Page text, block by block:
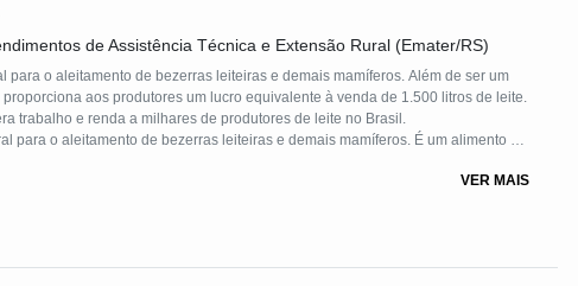
de Assistência Técnica e Extensão Rural (Emater/RS)
para o aleitamento de bezerras leiteiras e demais mamíferos. Além de ser um
aos produtores um lucro equivalente à venda de 1.500 litros de leite.
trabalho e renda a milhares de produtores de leite no Brasil.
para o aleitamento de bezerras leiteiras e demais mamíferos. É um alimento de
o colostro excedente, que iria para o lixo, em garrafas PETs, limpas e
manutenção da família.
VER MAIS